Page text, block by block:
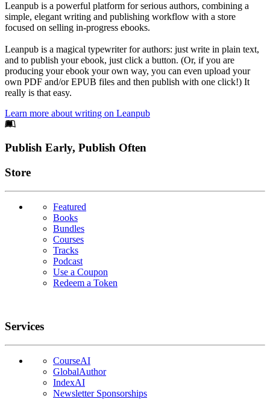
Leanpub is a powerful platform for serious authors, combining a
simple, elegant writing and publishing workflow with a store
focused on selling in-progress ebooks.
Leanpub is a magical typewriter for authors: just write in plain text,
and to publish your ebook, just click a button. (Or, if you are
producing your ebook your own way, you can even upload your
own PDF and/or EPUB files and then publish with one click!) It
really is that easy.
Learn more about writing on Leanpub
Footer
Publish Early, Publish Often
Links
Store
Featured
Books
Bundles
Courses
Tracks
Podcast
Use a Coupon
Redeem a Token
Services
CourseAI
GlobalAuthor
IndexAI
Newsletter Sponsorships